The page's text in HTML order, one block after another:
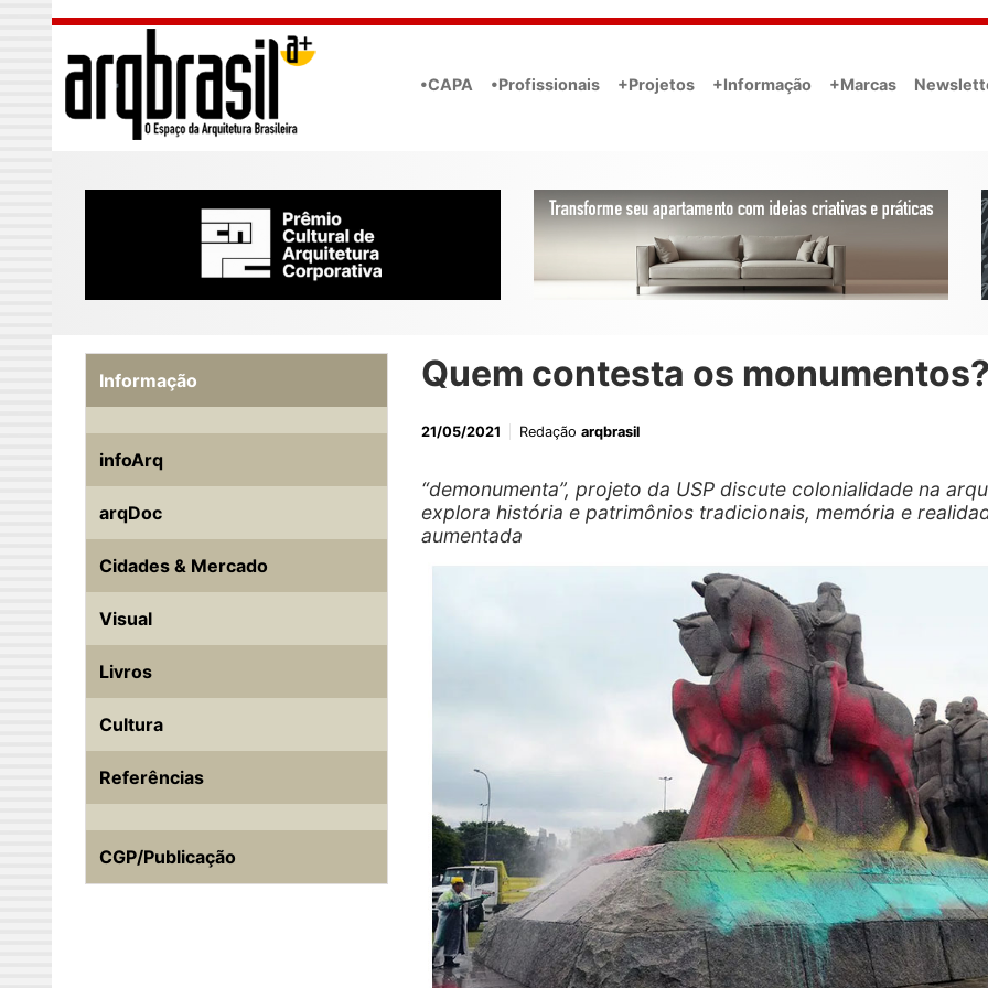
Skip to main content
•CAPA •Profissionais +Projetos +Informação +Marcas
Quem contesta os
21/05/2021 Redação arqbrasil
“demonumenta”, projeto da USP discute colonialidade na
explora história e patrimônios tradicionais, memória e
aumentada
Informação
infoArq
arqDoc
Cidades & Mercado
Visual
Livros
Cultura
Referências
CGP/Publicação